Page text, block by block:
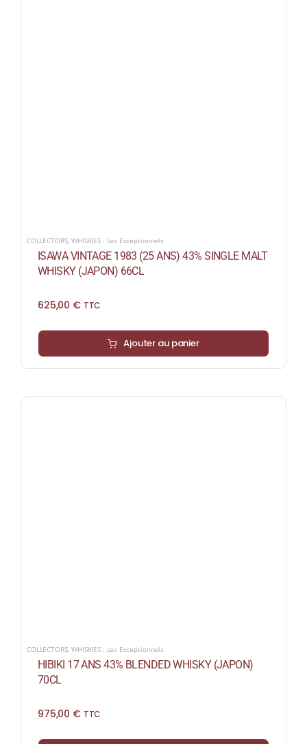
COLLECTORS,WHISKIES : Les Exceptionnels
ISAWA VINTAGE 1983 (25 ANS) 43% SINGLE MALT
WHISKY (JAPON) 66CL
625,00 € TTC
Ajouter au panier
COLLECTORS,WHISKIES : Les Exceptionnels
HIBIKI 17 ANS 43% BLENDED WHISKY (JAPON)
70CL
975,00 € TTC